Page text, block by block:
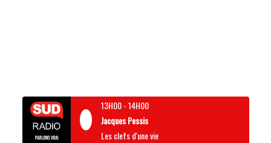
13H00-14H00
Jacques Pessis
Les clefs d'une vie